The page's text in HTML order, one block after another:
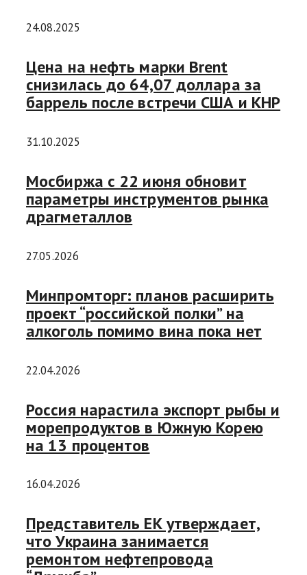
24.08.2025
Цена на нефть марки Brent
снизилась до 64,07 доллара за
баррель после встречи США и КНР
31.10.2025
Мосбиржа с 22 июня обновит
параметры инструментов рынка
драгметаллов
27.05.2026
Минпромторг: планов расширить
проект “российской полки” на
алкоголь помимо вина пока нет
22.04.2026
Россия нарастила экспорт рыбы и
морепродуктов в Южную Корею
на 13 процентов
16.04.2026
Представитель ЕК утверждает,
что Украина занимается
ремонтом нефтепровода